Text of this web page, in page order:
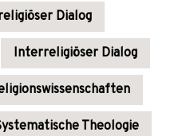
Dialog
Interreligiöser Dialog
Theologie